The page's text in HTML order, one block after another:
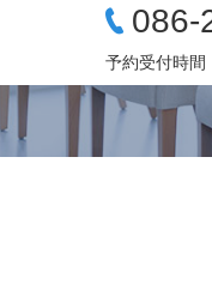
086-
予約受付時